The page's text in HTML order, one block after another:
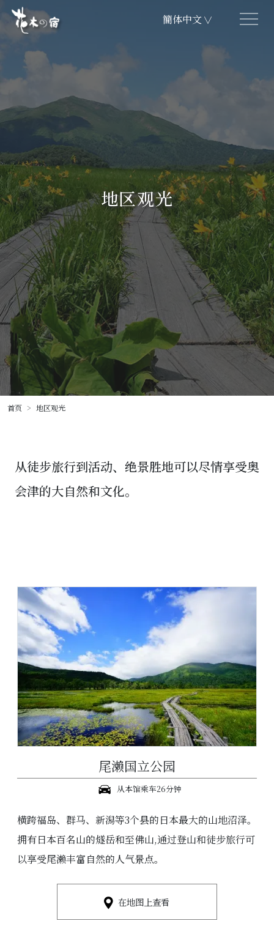
簡体中文∨
地区观光
首页 地区观光
从徒步旅行到活动、绝景胜地可以尽情享受奥
会津的大自然和文化。
尾濑国立公园
从本馆乘车26分钟
横跨福岛、群马、新潟等3个县的日本最大的山地沼泽。
拥有日本百名山的燧岳和至佛山,通过登山和徒步旅行可
以享受尾濑丰富自然的人气景点。
在地图上查看